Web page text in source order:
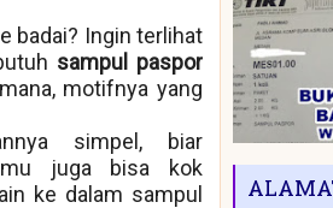
badai? Ingin terlihat
sampul paspor
motifnya yang
simpel, biar
juga bisa kok
ke dalam sampul